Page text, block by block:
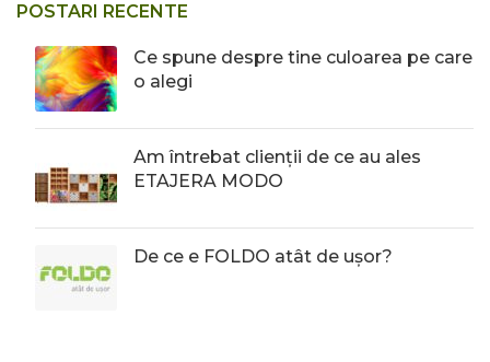
POSTARI RECENTE
Ce spune despre tine culoarea pe care
o alegi
Am întrebat clienții de ce au ales
ETAJERA MODO
De ce e FOLDO atât de ușor?